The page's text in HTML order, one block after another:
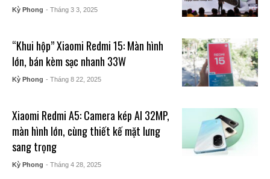
Kỳ Phong - Tháng 3 3, 2025
“Khui hộp” Xiaomi Redmi 15: Màn hình
lớn, bán kèm sạc nhanh 33W
Kỳ Phong - Tháng 8 22, 2025
Xiaomi Redmi A5: Camera kép AI 32MP,
màn hình lớn, cùng thiết kế mặt lưng
sang trọng
Kỳ Phong - Tháng 4 28, 2025